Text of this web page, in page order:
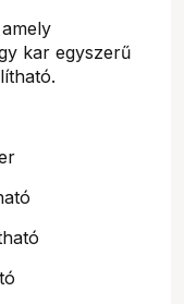
kar egyszerű